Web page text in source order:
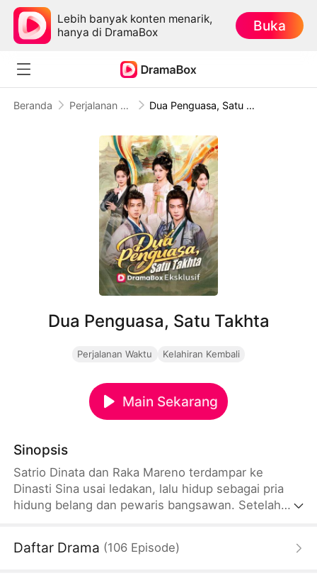
Lebih banyak konten menarik,
hanya di DramaBox
Buka
Beranda Perjalanan Waktu Dua Penguasa, Satu Takhta
Dua Penguasa, Satu Takhta
Perjalanan Waktu Kelahiran Kembali
Main Sekarang
Sinopsis
Satrio Dinata dan Raka Mareno terdampar ke
Dinasti Sina usai ledakan, lalu hidup sebagai pria
hidung belang dan pewaris bangsawan. Setelah
takhta justru dijebak Kaisar Wanita. Pada akhirnya,
Daftar Drama (106 Episode)